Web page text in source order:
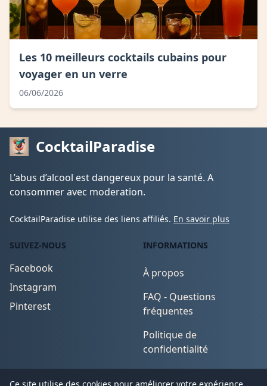
Les 10 meilleurs cocktails cubains pour
voyager en un verre
06/06/2026
CocktailParadise
L’abus d’alcool est dangereux pour la santé. A
consommer avec moderation.
CocktailParadise utilise des liens affiliés. En savoir plus
SUIVEZ-NOUS
Facebook
Instagram
Pinterest
INFORMATIONS
À propos
FAQ - Questions
fréquentes
Politique de
confidentialité
Conditions d'utilisation